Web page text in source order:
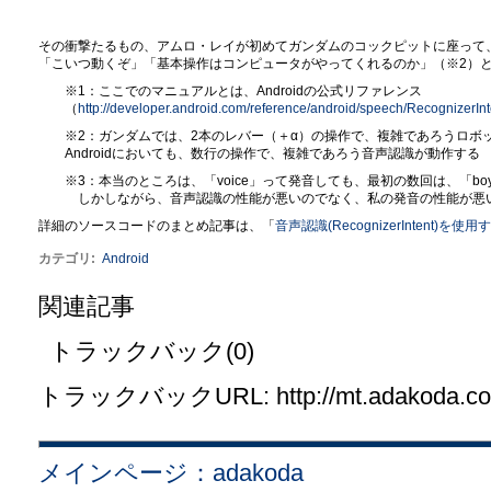
その衝撃たるもの、アムロ・レイが初めてガンダムのコックピットに座っ
「こいつ動くぞ」「基本操作はコンピュータがやってくれるのか」（※2）
※1：ここでのマニュアルとは、Androidの公式リファレンス
（http://developer.android.com/reference/android/speech/
※2：ガンダムでは、2本のレバー（＋α）の操作で、複雑であろうロボ
Androidにおいても、数行の操作で、複雑であろう音声認識が動作する
※3：本当のところは、「voice」って発音しても、最初の数回は、「
しかしながら、音声認識の性能が悪いのでなく、私の発音の性能が悪
詳細のソースコードのまとめ記事は、「音声認識(RecognizerIntent)を使用
カテゴリ : Android
関連記事
トラックバック(0)
トラックバックURL: http://
メインページ：adakoda